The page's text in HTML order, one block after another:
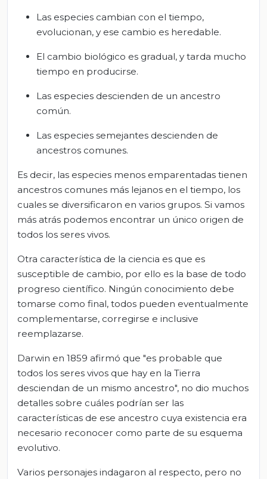
Las especies cambian con el tiempo,
evolucionan, y ese cambio es heredable.
El cambio biológico es gradual, y tarda mucho
tiempo en producirse.
Las especies descienden de un ancestro
común.
Las especies semejantes descienden de
ancestros comunes.
Es decir, las especies menos emparentadas tienen
ancestros comunes más lejanos en el tiempo, los
cuales se diversificaron en varios grupos. Si vamos
más atrás podemos encontrar un único origen de
todos los seres vivos.
Otra característica de la ciencia es que es
susceptible de cambio, por ello es la base de todo
progreso científico. Ningún conocimiento debe
tomarse como final, todos pueden eventualmente
complementarse, corregirse e inclusive
reemplazarse.
Darwin en 1859 afirmó que "es probable que
todos los seres vivos que hay en la Tierra
desciendan de un mismo ancestro", no dio muchos
detalles sobre cuáles podrían ser las
características de ese ancestro cuya existencia era
necesario reconocer como parte de su esquema
evolutivo.
Varios personajes indagaron al respecto, pero no